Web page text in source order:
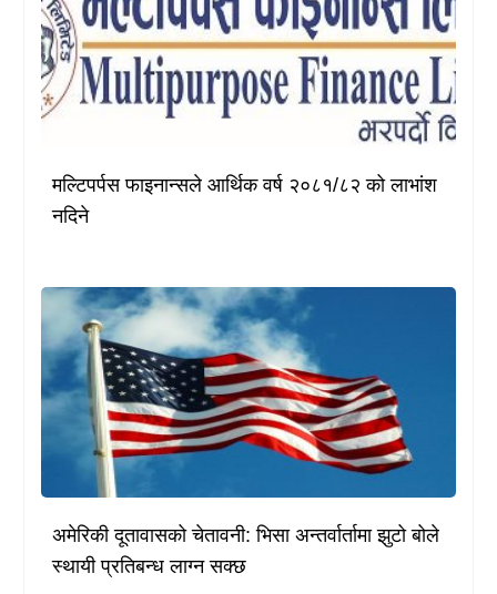
मल्टिपर्पस फाइनान्सले आर्थिक वर्ष २०८१/८२ को लाभांश
नदिने
अमेरिकी दूतावासको चेतावनी: भिसा अन्तर्वार्तामा झुटो बोले
स्थायी प्रतिबन्ध लाग्न सक्छ